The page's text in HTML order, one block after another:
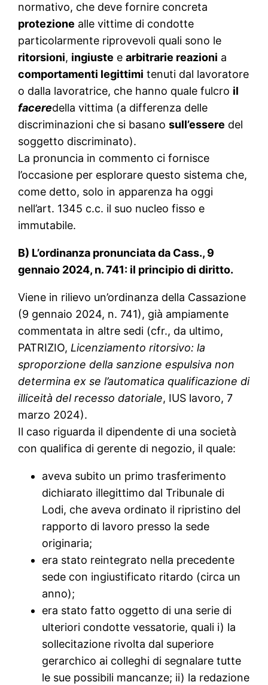
normativo, che deve fornire concreta
protezione alle vittime di condotte
particolarmente riprovevoli quali sono le
ritorsioni, ingiuste earbitrarie reazioni a
comportamenti legittimi tenuti dal lavoratore
o dalla lavoratrice, che hanno quale fulcro il
faceredella vittima (a differenza delle
discriminazioni che si basanosull’essere del
soggetto discriminato).
La pronuncia in commento ci fornisce
l’occasione per esplorare questo sistema che,
come detto, solo in apparenza ha oggi
nell’art. 1345 c.c. il suo nucleo fisso e
immutabile.
B) L’ordinanza pronunciata da Cass., 9
gennaio 2024, n. 741: il principio di diritto.
Viene in rilievo un’ordinanza della Cassazione
(9 gennaio 2024, n. 741), già ampiamente
commentata in altre sedi (cfr., da ultimo,
PATRIZIO, Licenziamento ritorsivo: la
sproporzione della sanzione espulsiva non
determina ex se l’automatica qualificazione di
illiceità del recesso datoriale, IUS lavoro, 7
marzo 2024).
Il caso riguarda il dipendente di una società
con qualifica di gerente di negozio, il quale:
aveva subito un primo trasferimento
dichiarato illegittimo dal Tribunale di
Lodi, che aveva ordinato il ripristino del
rapporto di lavoro presso la sede
originaria;
era stato reintegrato nella precedente
sede con ingiustificato ritardo (circa un
anno);
era stato fatto oggetto di una serie di
ulteriori condotte vessatorie, quali i) la
sollecitazione rivolta dal superiore
gerarchico ai colleghi di segnalare tutte
le sue possibili mancanze; ii) la redazione